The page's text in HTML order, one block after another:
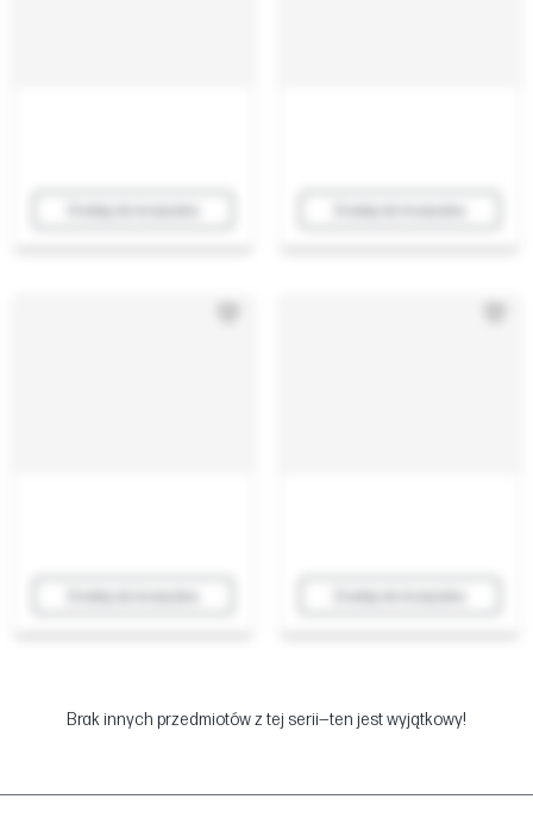
Brak innych przedmiotów z tej serii—ten jest wyjątkowy!